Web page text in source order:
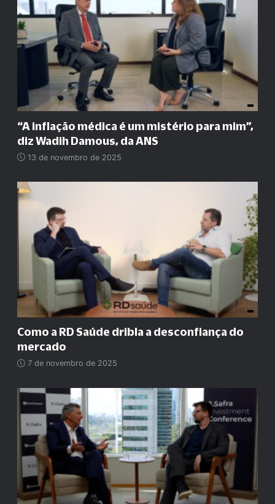
“A inflação médica é um mistério para mim”,
diz Wadih Damous, da ANS
13 de novembro de 2025
Como a RD Saúde dribla a desconfiança do
mercado
7 de novembro de 2025